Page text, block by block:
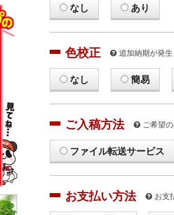
なし あり
色校正 追加納期が発
なし 簡易
ご入稿方法 ご希望
ファイル転送サービス
お支払い方法 お支